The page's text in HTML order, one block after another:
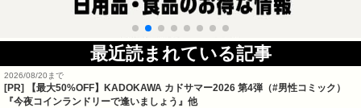
最近読まれている記事
2026/08/20まで
[PR]
【最大50%OFF】KADOKAWA カドサマー2026 第4弾（#男性コミック）
『今夜コインランドリーで逢いましょう』他